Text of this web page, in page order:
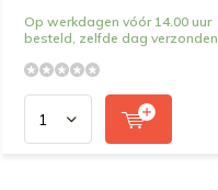
Op werkdagen vóór 14.00 uur
besteld, zelfde dag verzonden